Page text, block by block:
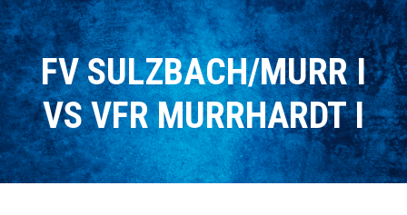
FV SULZBACH/MURR I
VS VFR MURRHARDT I